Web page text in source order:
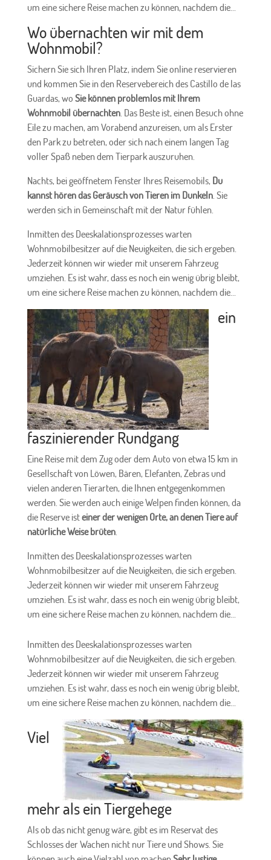
um eine sichere Reise machen zu können, nachdem die...
Wo übernachten wir mit dem
Wohnmobil?
Sichern Sie sich Ihren Platz, indem Sie online reservieren
und kommen Sie in den Reservebereich des Castillo de las
Guardas, wo Sie können problemlos mit Ihrem
Wohnmobil übernachten. Das Beste ist, einen Besuch ohne
Eile zu machen, am Vorabend anzureisen, um als Erster
den Park zu betreten, oder sich nach einem langen Tag
voller Spaß neben dem Tierpark auszuruhen.
Nachts, bei geöffnetem Fenster Ihres Reisemobils, Du
kannst hörendas Geräusch von Tieren im Dunkeln. Sie
werden sich in Gemeinschaft mit der Natur fühlen.
Inmitten des Deeskalationsprozesses warten
Wohnmobilbesitzer auf die Neuigkeiten, die sich ergeben.
Jederzeit können wir wieder mit unserem Fahrzeug
umziehen. Es ist wahr, dass es noch ein wenig übrig bleibt,
um eine sichere Reise machen zu können, nachdem die...
ein
faszinierender Rundgang
Eine Reise mit dem Zug oder dem Auto von etwa 15 km in
Gesellschaft von Löwen, Bären, Elefanten, Zebras und
vielen anderen Tierarten, die Ihnen entgegenkommen
werden. Sie werden auch einige Welpen finden können, da
die Reserve isteiner der wenigen Orte, an denen Tiere auf
natürliche Weise brüten.
Inmitten des Deeskalationsprozesses warten
Wohnmobilbesitzer auf die Neuigkeiten, die sich ergeben.
Jederzeit können wir wieder mit unserem Fahrzeug
umziehen. Es ist wahr, dass es noch ein wenig übrig bleibt,
um eine sichere Reise machen zu können, nachdem die...
Inmitten des Deeskalationsprozesses warten
Wohnmobilbesitzer auf die Neuigkeiten, die sich ergeben.
Jederzeit können wir wieder mit unserem Fahrzeug
umziehen. Es ist wahr, dass es noch ein wenig übrig bleibt,
um eine sichere Reise machen zu können, nachdem die...
Viel
mehr als ein Tiergehege
Als ob das nicht genug wäre, gibt es im Reservat des
Schlosses der Wachen nicht nur Tiere und Shows. Sie